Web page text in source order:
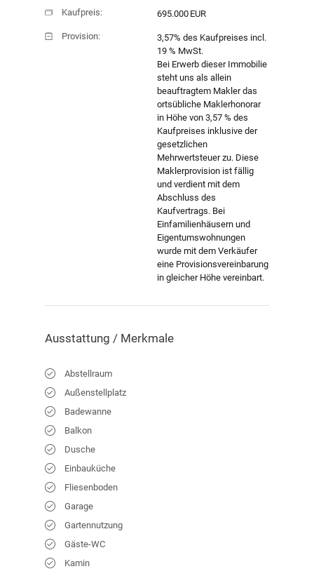
Kaufpreis: 695.000 EUR
Provision:
3,57% des Kaufpreises incl.
19 % MwSt.
Bei Erwerb dieser Immobilie
steht uns als allein
beauftragtem Makler das
ortsübliche Maklerhonorar
in Höhe von 3,57 % des
Kaufpreises inklusive der
gesetzlichen
Mehrwertsteuer zu. Diese
Maklerprovision ist fällig
und verdient mit dem
Abschluss des
Kaufvertrags. Bei
Einfamilienhäusern und
Eigentumswohnungen
wurde mit dem Verkäufer
eine Provisionsvereinbarung
in gleicher Höhe vereinbart.
Ausstattung / Merkmale
Abstellraum
Außenstellplatz
Badewanne
Balkon
Dusche
Einbauküche
Fliesenboden
Garage
Gartennutzung
Gäste-WC
Kamin